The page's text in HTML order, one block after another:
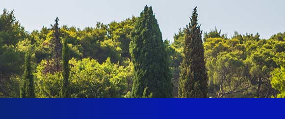
du Figaro Paprec
Paprec
Globe
Ultim Challenge
du Rhum - Destination
Shopping
Culture nautique
Gastronomie
Blogs
SERVICES
Nos magazines